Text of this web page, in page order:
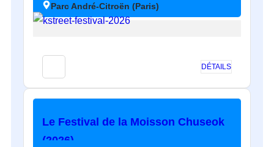
Parc André-Citroën (Paris)
DÉTAILS
Le Festival de la Moisson Chuseok
(2026)